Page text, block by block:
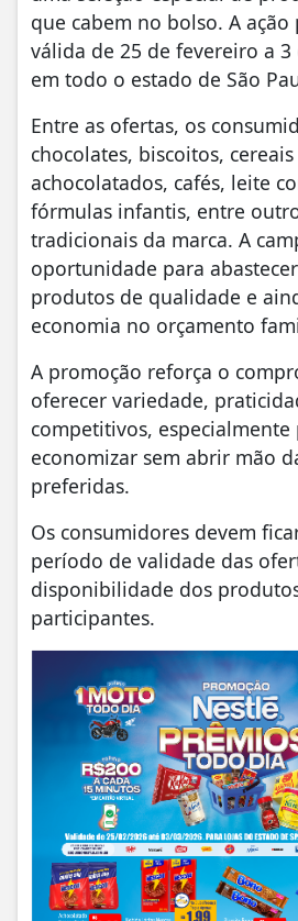
que cabem no bolso. A
válida de 25 de fevereiro a
em todo o estado de São
Entre as ofertas, os
chocolates, biscoitos,
achocolatados, cafés, leite
fórmulas infantis, entre
tradicionais da marca. A
oportunidade para
produtos de qualidade e
economia no orçamento
A promoção reforça o
oferecer variedade,
competitivos, especialmente
economizar sem abrir mão
preferidas.
Os consumidores devem
período de validade das
disponibilidade dos
participantes.